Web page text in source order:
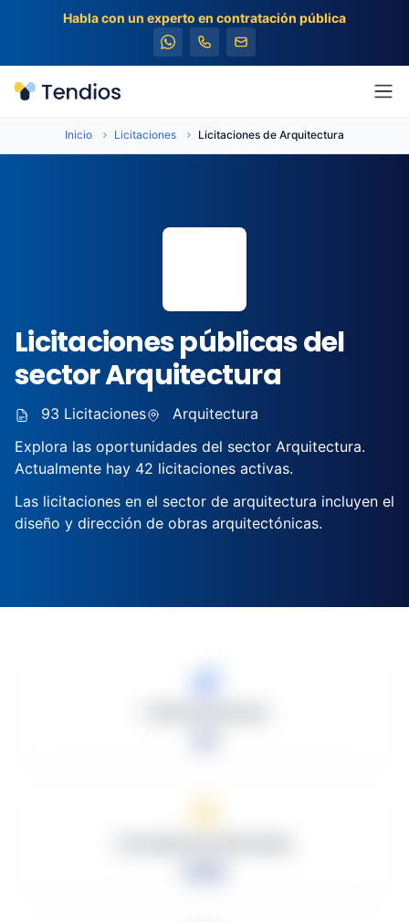
Habla con un experto en contratación pública
Tendios
Inicio Licitaciones Licitaciones de Arquitectura
Licitaciones públicas del
sector Arquitectura
93 Licitaciones
Arquitectura
Explora las oportunidades del sector Arquitectura.
Actualmente hay 42 licitaciones activas.
Las licitaciones en el sector de arquitectura incluyen el
diseño y dirección de obras arquitectónicas.